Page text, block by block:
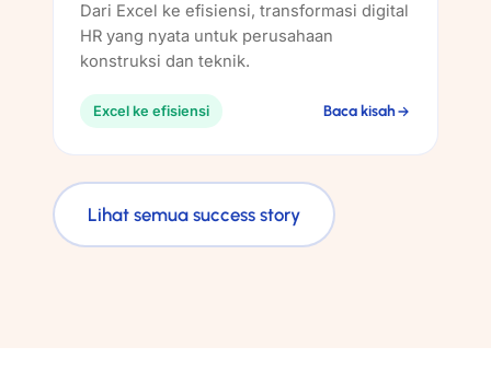
Dari Excel ke efisiensi, transformasi digital
HR yang nyata untuk perusahaan
konstruksi dan teknik.
Excel ke efisiensi Baca kisah
Lihat semua success story